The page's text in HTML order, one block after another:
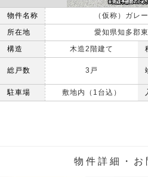
物件名称
（仮称）ガレ
所在地
愛知県知多郡
構造
木造2階建て
総戸数 3戸
駐車場
敷地内（1台込）
物件詳細・お